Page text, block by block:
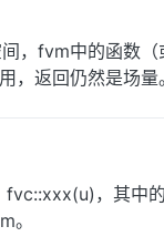
，fvm中的函数（
返回仍然是场量。
，其中
。